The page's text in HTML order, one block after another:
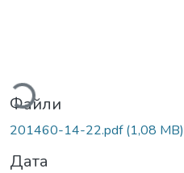
Файли
201460-14-22.pdf(1,08 MB)
Дата